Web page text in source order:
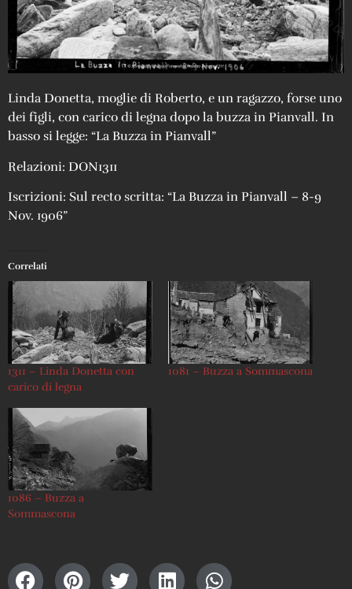
Linda Donetta, moglie di Roberto, e un ragazzo, forse uno
dei figli, con carico di legna dopo la buzza in Pianvall. In
basso si legge: “La Buzza in Pianvall”
Relazioni: DON1311
Iscrizioni: Sul recto scritta: “La Buzza in Pianvall – 8-9
Nov. 1906”
Correlati
1311 – Linda Donetta con
carico di legna
1081 – Buzza a Sommascona
1086 – Buzza a
Sommascona